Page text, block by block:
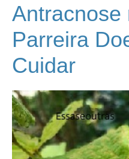
Antracnose
Parreira
Cuidar